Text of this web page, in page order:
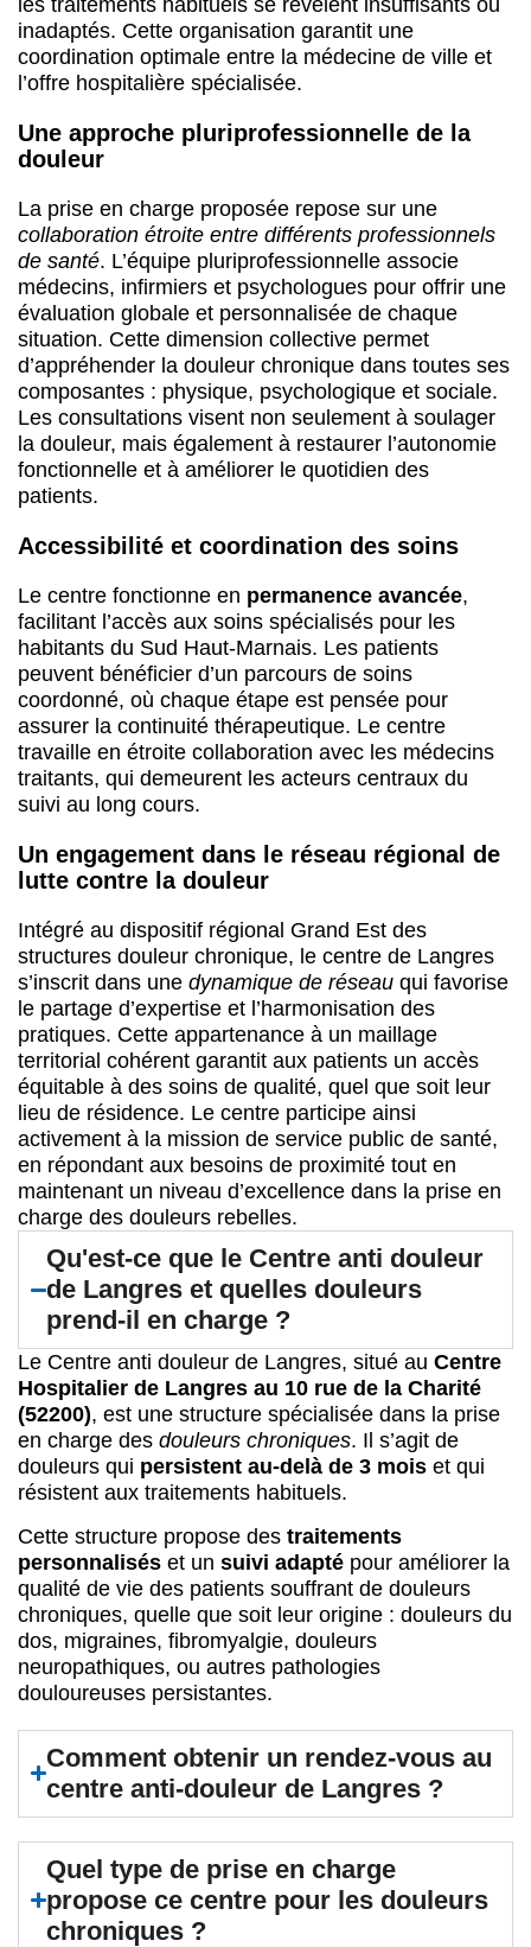
les traitements habituels se révèlent insuffisants ou
inadaptés. Cette organisation garantit une
coordination optimale entre la médecine de ville et
l’offre hospitalière spécialisée.
Une approche pluriprofessionnelle de la
douleur
La prise en charge proposée repose sur une
collaboration étroite entre différents professionnels
de santé. L’équipe pluriprofessionnelle associe
médecins, infirmiers et psychologues pour offrir une
évaluation globale et personnalisée de chaque
situation. Cette dimension collective permet
d’appréhender la douleur chronique dans toutes ses
composantes : physique, psychologique et sociale.
Les consultations visent non seulement à soulager
la douleur, mais également à restaurer l’autonomie
fonctionnelle et à améliorer le quotidien des
patients.
Accessibilité et coordination des soins
Le centre fonctionne en permanence avancée,
facilitant l’accès aux soins spécialisés pour les
habitants du Sud Haut-Marnais. Les patients
peuvent bénéficier d’un parcours de soins
coordonné, où chaque étape est pensée pour
assurer la continuité thérapeutique. Le centre
travaille en étroite collaboration avec les médecins
traitants, qui demeurent les acteurs centraux du
suivi au long cours.
Un engagement dans le réseau régional de
lutte contre la douleur
Intégré au dispositif régional Grand Est des
structures douleur chronique, le centre de Langres
s’inscrit dans une dynamique de réseau qui favorise
le partage d’expertise et l’harmonisation des
pratiques. Cette appartenance à un maillage
territorial cohérent garantit aux patients un accès
équitable à des soins de qualité, quel que soit leur
lieu de résidence. Le centre participe ainsi
activement à la mission de service public de santé,
en répondant aux besoins de proximité tout en
maintenant un niveau d’excellence dans la prise en
charge des douleurs rebelles.
Qu'est-ce que le Centre anti douleur
de Langres et quelles douleurs
prend-il en charge ?
Le Centre anti douleur de Langres, situé au Centre
Hospitalier de Langres au 10 rue de la Charité
(52200), est une structure spécialisée dans la prise
en charge des douleurs chroniques. Il s’agit de
douleurs qui persistent au-delà de 3 mois et qui
résistent aux traitements habituels.
Cette structure propose des traitements
personnalisés et un suivi adapté pour améliorer la
qualité de vie des patients souffrant de douleurs
chroniques, quelle que soit leur origine : douleurs du
dos, migraines, fibromyalgie, douleurs
neuropathiques, ou autres pathologies
douloureuses persistantes.
Comment obtenir un rendez-vous au
centre anti-douleur de Langres ?
Quel type de prise en charge
propose ce centre pour les douleurs
chroniques ?